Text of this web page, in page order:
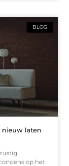
BLOG
nieuw laten
op het